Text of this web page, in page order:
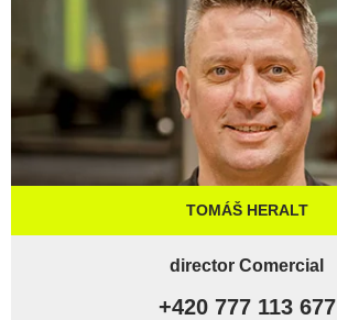
TOMÁŠ HERALT
director Comercial
+420 777 113 677